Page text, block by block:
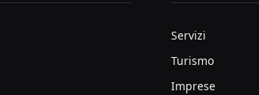
Servizi
Turismo
Imprese